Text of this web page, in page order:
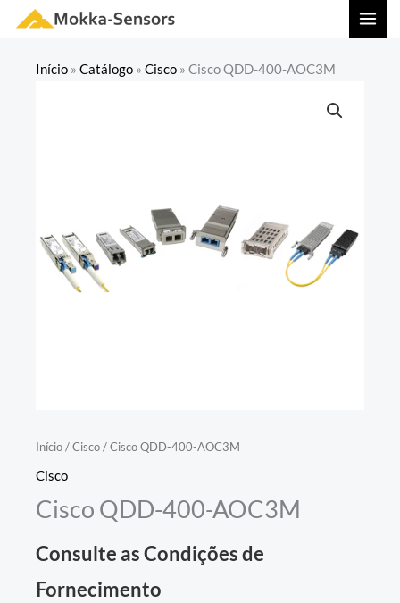
Início » Catálogo » Cisco » Cisco QDD-400-AOC3M
Início/Cisco/ Cisco QDD-400-AOC3M
Cisco
Cisco QDD-400-AOC3M
Consulte as Condições de
Fornecimento